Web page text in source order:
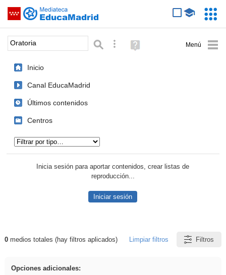
Saltar navegación
Palabra o frase: Búsqueda avanzada
Ayuda
(en
Inicio
Canal EducaMadrid
Últimos contenidos
Centros
Inicia sesión para aportar contenidos, crear listas de
reproducción...
Iniciar sesión
Resultados de: Oratoria
0medios totales (hay filtros aplicados) Limpiar filtros Filtros
Opciones adicionales: